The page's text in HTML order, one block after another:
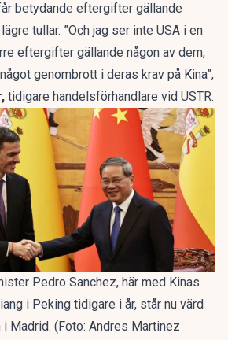
betydande eftergifter gällande
tullar. ”Och jag ser inte USA i en
eftergifter gällande någon av dem,
genombrott i deras krav på Kina”,
tidigare handelsförhandlare vid USTR.
Pedro Sanchez, här med Kinas
i Peking tidigare i år, står nu värd
Madrid. (Foto: Andres Martinez